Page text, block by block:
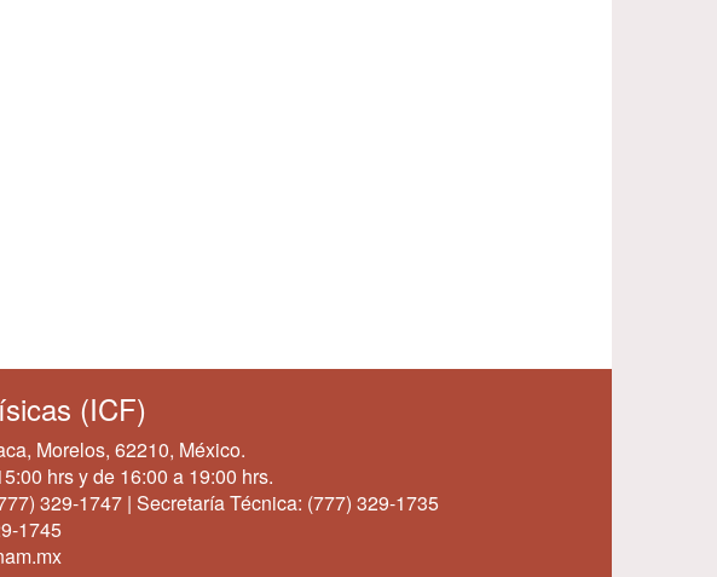
(ICF)
Morelos, 62210, México.
hrs y de 16:00 a 19:00 hrs.
329-1747| Secretaría Técnica: (777) 329-1735
1745